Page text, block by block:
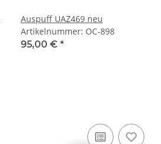
Auspuff UAZ469 neu
Artikelnummer: OC-898
95,00 € *